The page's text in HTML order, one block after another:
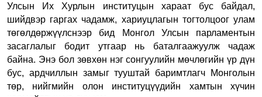
Улсын Их Хурлын институцын хараат бус байдал,
шийдвэр гаргах чадамж, хариуцлагын тогтолцоог улам
төгөлдөржүүлснээр бид Монгол Улсын парламентын
засаглалыг бодит утгаар нь баталгаажуулж чадаж
байна. Энэ бол зөвхөн нэг сонгуулийн мөчлөгийн үр дүн
бус, ардчиллын замыг тууштай баримтлагч Монголын
төр, нийгмийн олон институцүүдийн хамтын хүчин